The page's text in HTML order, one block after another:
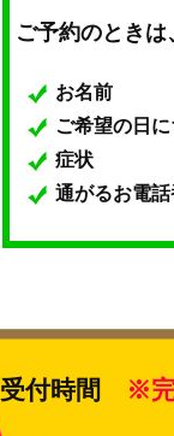
ご予約のときは
お名前
ご希望の日
症状
通がるお電話
受付時間 ※